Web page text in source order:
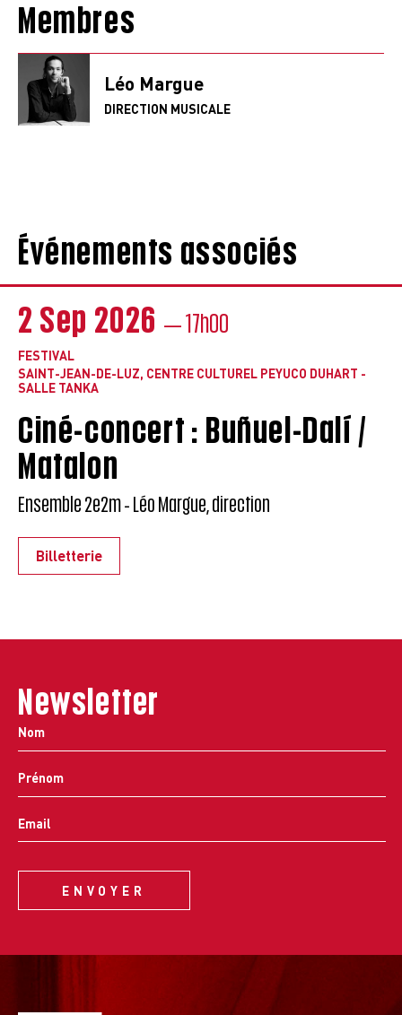
Membres
Léo Margue
DIRECTION MUSICALE
Événements associés
2 Sep 2026 — 17h00
FESTIVAL
SAINT-JEAN-DE-LUZ, CENTRE CULTUREL PEYUCO DUHART -
SALLE TANKA
Ciné-concert : Buñuel-Dalí /
Matalon
Ensemble 2e2m - Léo Margue, direction
Billetterie
Newsletter